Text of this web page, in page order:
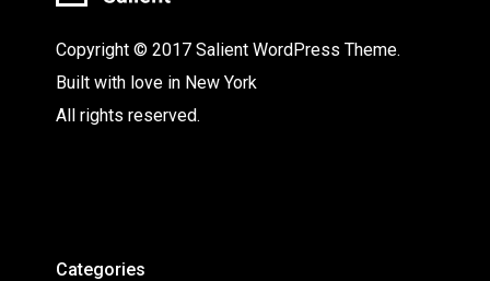
Copyright © 2017 Salient WordPress Theme.
Built with love in New York
All rights reserved.
Categories